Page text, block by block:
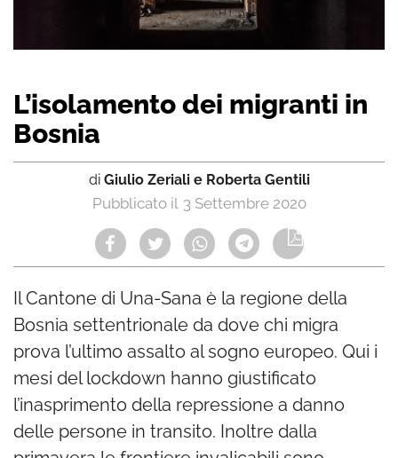
L’isolamento dei migranti in
Bosnia
di Giulio Zeriali e Roberta Gentili
3 Settembre 2020
Il Cantone di Una-Sana è la regione della
Bosnia settentrionale da dove chi migra
prova l’ultimo assalto al sogno europeo. Qui i
mesi del lockdown hanno giustificato
l’inasprimento della repressione a danno
delle persone in transito. Inoltre dalla